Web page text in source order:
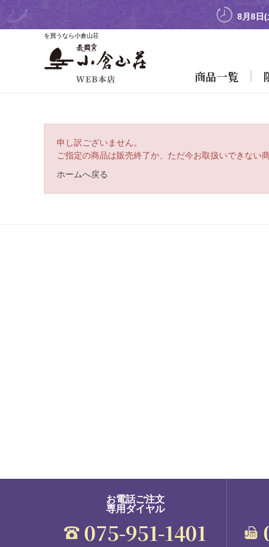
を買うなら小倉山荘
8月8日
商品一覧
申し訳ございません。
ご指定の商品は販売終了か、ただ今お取扱いできない商
ホームへ戻る
お電話ご注文
専用ダイヤル
075-951-1401